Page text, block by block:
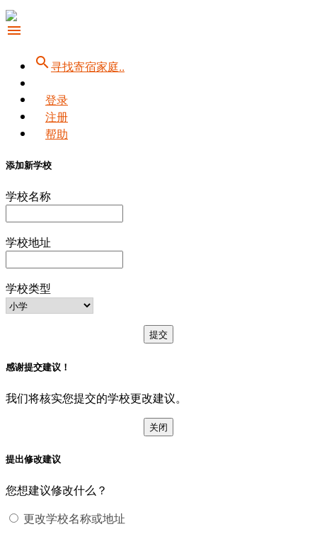
menu
search寻找寄宿家庭..
登录
注册
帮助
添加新学校
学校名称
学校地址
学校类型
提交
感谢提交建议！
我们将核实您提交的学校更改建议。
关闭
提出修改建议
您想建议修改什么？
更改学校名称或地址